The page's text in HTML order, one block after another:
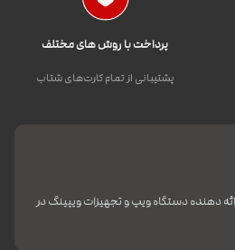
پرداخت با روش های مختلف
پشتیبانی از تمام کارت‌های شتاب
دهنده دستگاه ویپ و تجهیزات ویپینگ در